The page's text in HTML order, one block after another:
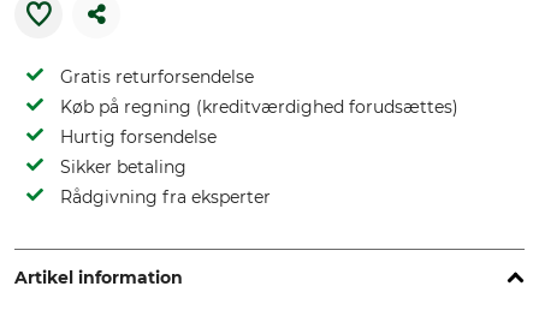
Gratis returforsendelse
Køb på regning (kreditværdighed forudsættes)
Hurtig forsendelse
Sikker betaling
Rådgivning fra eksperter
Artikel information